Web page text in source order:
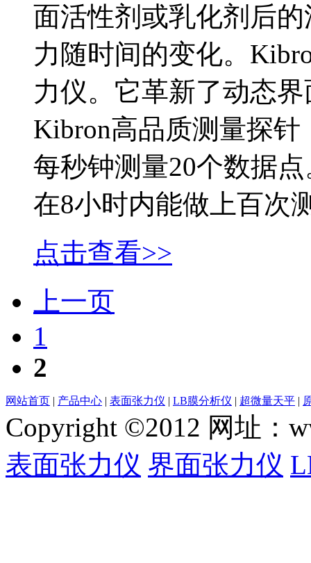
面活性剂或乳化剂后
力随时间的变化。
力仪。它革新了动态
Kibron高品质测量探
每秒钟测量20个数据
在8小时内能做上百次
点击查看>>
上一页
1
2
网站首页 | 产品中心 | 表面张力仪 | LB膜分析仪 | 超微量天平 |
Copyright ©2012 网址：
表面张力仪 界面张力仪